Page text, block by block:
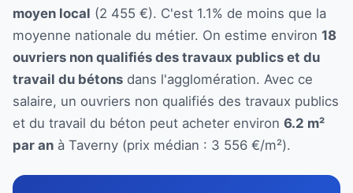
moyen local (2 455 €). C'est 1.1% de moins que la
moyenne nationale du métier. On estime environ 18
ouvriers non qualifiés des travaux publics et du
travail du bétons dans l'agglomération. Avec ce
salaire, un ouvriers non qualifiés des travaux publics
et du travail du béton peut acheter environ 6.2 m²
par an à Taverny (prix médian : 3 556 €/m²).